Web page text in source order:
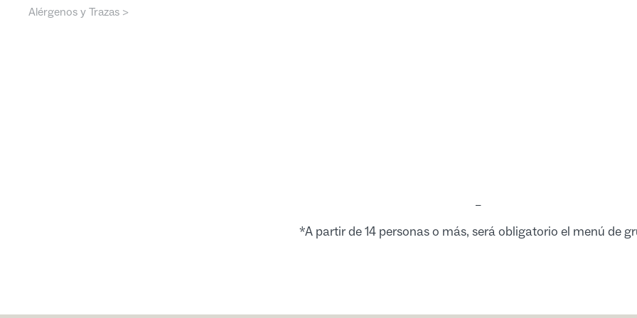
Alérgenos y Trazas >
–
*A partir de 14 personas o más, será obligatorio el menú de